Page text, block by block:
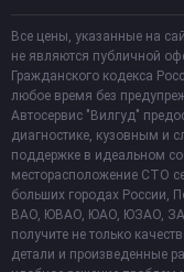
Все цены, указанные на
не являются публичной
Гражданского кодекса
любое время без
Автосервис "Вилгуд"
диагностике, кузовным и
поддержке в идеальном
месторасположение СТО
больших городах России,
ВАО, ЮВАО, ЮАО, ЮЗАО,
получите не только
детали и произведенные